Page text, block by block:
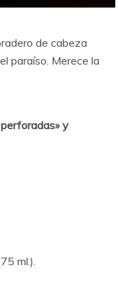
de cabeza
paraíso. Merece la
y
ml.).